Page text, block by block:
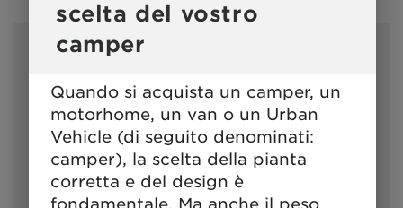
I 6900 SB
scelta del vostro
camper
Quando si acquista un camper, un
motorhome, un van o un Urban
Vehicle (di seguito denominati:
camper), la scelta della pianta
corretta e del design è
fondamentale. Ma anche il peso